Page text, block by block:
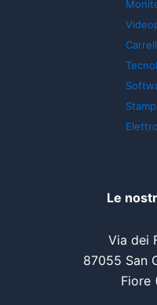
Le
Via dei
87055 San
Fiore